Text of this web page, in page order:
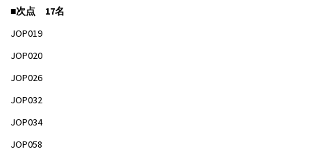
■次点 17名
JOP019
JOP020
JOP026
JOP032
JOP034
JOP058